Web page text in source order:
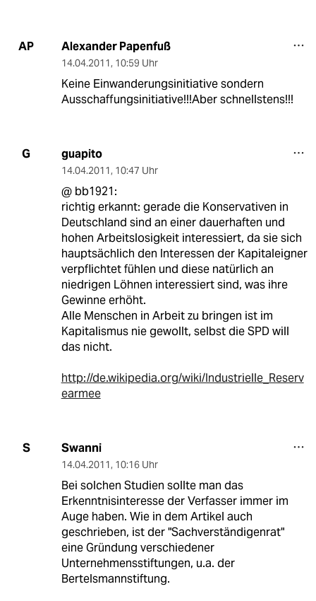
AP Alexander Papenfuß
14.04.2011, 10:59 Uhr
Keine Einwanderungsinitiative sondern
Ausschaffungsinitiative!!!Aber schnellstens!!!
G guapito
14.04.2011, 10:47 Uhr
@ bb1921:
richtig erkannt: gerade die Konservativen in
Deutschland sind an einer dauerhaften und
hohen Arbeitslosigkeit interessiert, da sie sich
hauptsächlich den Interessen der Kapitaleigner
verpflichtet fühlen und diese natürlich an
niedrigen Löhnen interessiert sind, was ihre
Gewinne erhöht.
Alle Menschen in Arbeit zu bringen ist im
Kapitalismus nie gewollt, selbst die SPD will
das nicht.
http://de.wikipedia.org/wiki/Industrielle_Reserv
earmee
S Swanni
14.04.2011, 10:16 Uhr
Bei solchen Studien sollte man das
Erkenntnisinteresse der Verfasser immer im
Auge haben. Wie in dem Artikel auch
geschrieben, ist der "Sachverständigenrat"
eine Gründung verschiedener
Unternehmensstiftungen, u.a. der
Bertelsmannstiftung.